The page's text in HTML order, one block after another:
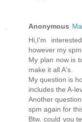
Anonymous
Hi,I'm
however my
My plan now is
make it all A's.
My question is
includes the A-
Another
spm again for
Btw, could you